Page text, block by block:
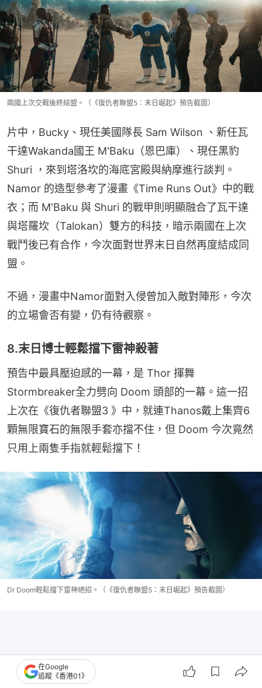
兩國上次交戰後終結盟。（《復仇者聯盟5：末日崛起》預告截圖）
片中，Bucky、現任美國隊長 Sam Wilson 、新任瓦
干達Wakanda國王 M'Baku（恩巴庫）、現任黑豹
Shuri ，來到塔洛坎的海底宮殿與納摩進行談判。
Namor 的造型參考了漫畫《Time Runs Out》中的戰
衣；而 M'Baku 與 Shuri 的戰甲則明顯融合了瓦干達
與塔羅坎（Talokan）雙方的科技，暗示兩國在上次
戰鬥後已有合作，今次面對世界末日自然再度結成同
盟。
不過，漫畫中Namor面對入侵曾加入敵對陣形，今次
的立場會否有變，仍有待觀察。
8.末日博士輕鬆擋下雷神殺著
預告中最具壓迫感的一幕，是 Thor 揮舞
Stormbreaker全力劈向 Doom 頭部的一幕。這一招
上次在《復仇者聯盟3 》中，就連Thanos戴上集齊6
顆無限寶石的無限手套亦擋不住，但 Doom 今次竟然
只用上兩隻手指就輕鬆擋下！
Dr Doom輕鬆擋下雷神絕招。（《復仇者聯盟5：末日崛起》預告截圖）
在Google
追蹤《香港01》